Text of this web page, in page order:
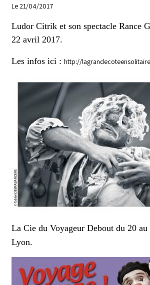
Le 21/04/2017
Ludor Citrik et son spectacle Rance
22 avril 2017.
Les infos ici : http://
La Cie du Voyageur Debout du 20
Lyon.